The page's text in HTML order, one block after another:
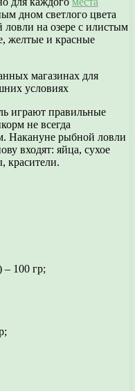
дном светлого цвета
на озере с илистым
желтые и красные
магазинах для
условиях
играют правильные
не всегда
Накануне рыбной ловли
входят: яйца, сухое
красители.
– 100 гр;